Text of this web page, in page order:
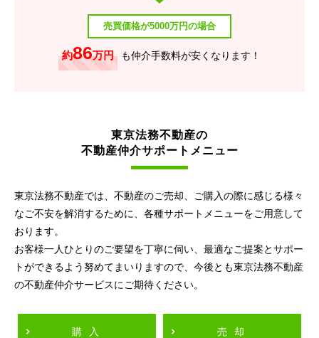
売買価格が5000万円の場合
約86万円 も仲介手数料が安くなります！
東京法務不動産の
不動産仲介サポートメニュー
東京法務不動産では、不動産のご売却、ご購入の際に感じる様々
なご不安を解消するために、各種サポートメニューをご用意して
おります。
お客様一人ひとりのご要望を丁寧に伺い、最適なご提案とサポー
トができるよう努めてまいりますので、今後とも東京法務不動産
の不動産仲介サービスにご期待ください。
購入 売却